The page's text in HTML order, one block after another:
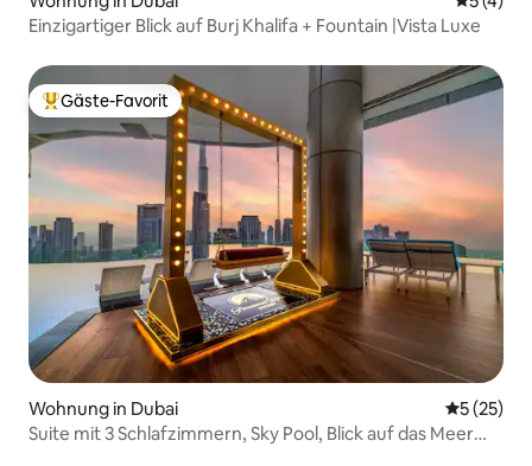
Einzigartiger Blick auf Burj Khalifa + Fountain |Vista Luxe
Beliebter Gäste-Favorit.
Gäste-Favorit
Wohnung in Dubai
5 (25)
Suite mit 3 Schlafzimmern, Sky Pool, Blick auf das Meer